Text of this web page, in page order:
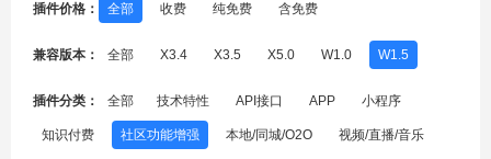
插件价格： 全部 收费 纯免费 含免费
兼容版本： 全部 X3.4 X3.5 X5.0 W1.0 W1.5
插件分类： 全部 技术特性 API接口 APP 小程序
知识付费 社区功能增强 本地/同城/O2O 视频/直播/音乐